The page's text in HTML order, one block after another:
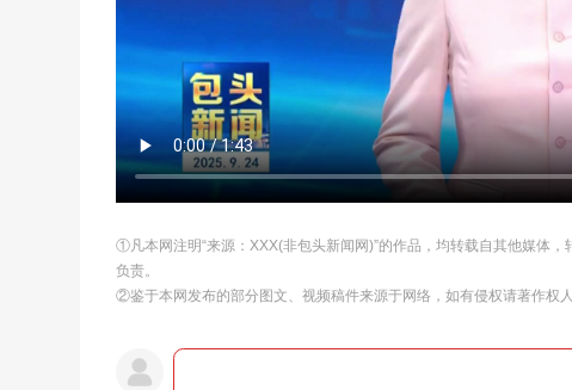
①凡本网注明“来源：XXX(非包头新闻网)”的作品，均转载自其他媒体
负责。
②鉴于本网发布的部分图文、视频稿件来源于网络，如有侵权请著作权